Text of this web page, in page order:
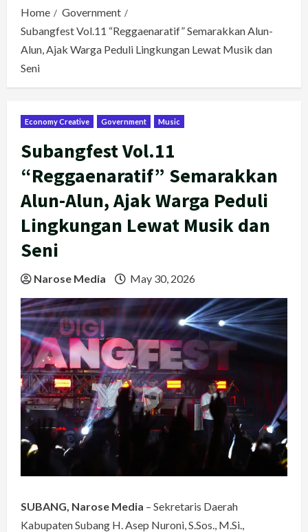
Home
Government
Subangfest Vol.11 “Reggaenaratif” Semarakkan Alun-
Alun, Ajak Warga Peduli Lingkungan Lewat Musik dan
Seni
Economy Creative Government Music
Subangfest Vol.11
“Reggaenaratif” Semarakkan
Alun-Alun, Ajak Warga Peduli
Lingkungan Lewat Musik dan
Seni
Narose Media May 30, 2026
SUBANG, Narose Media – Sekretaris Daerah
Kabupaten Subang H. Asep Nuroni, S.Sos., M.Si.,